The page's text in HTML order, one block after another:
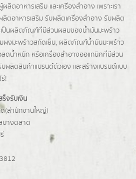
ผลิตอาหารเสริม และเครื่องสำอาง เพราะเรา
ตอาหารเสริม รับผลิตเครื่องสำอาง รับผลิต
เป็นผลิตภัณฑ์ที่มีส่วนผสมของน้ำมันมะพร้าว
มผงมะพร้าวสกัดเย็น, ผลิตภัณฑ์น้ำมันมะพร้าว
ลดน้ำหนัก หรือเครื่องสำอางออแกนิคที่มีส่วน
ผลิตสินค้าแบรนด์ตัวเอง และสร้างแบรนด์แบบ
!
จรับเงิน
ด(ส่านักงานใหญ่)
บางตลาด